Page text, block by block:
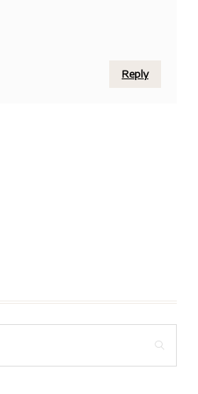
Reply